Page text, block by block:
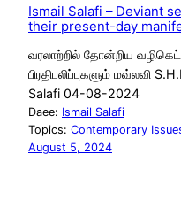
Ismail Salafi – Deviant
their present-day
வரலாற்றில் தோன்றிய
பிரதிபலிப்புகளும் மவ்லவி
Salafi 04-08-2024
Daee: Ismail Salafi
Topics: Contemporary
August 5, 2024